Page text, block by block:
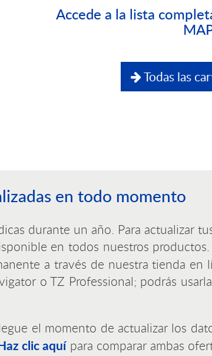
Accede a la lista
Todas las
en todo momento
durante un año. Para actualizar
en todos nuestros
a través de nuestra tienda en
o TZ Professional; podrás
el momento de actualizar los
clic aquípara comparar ambas